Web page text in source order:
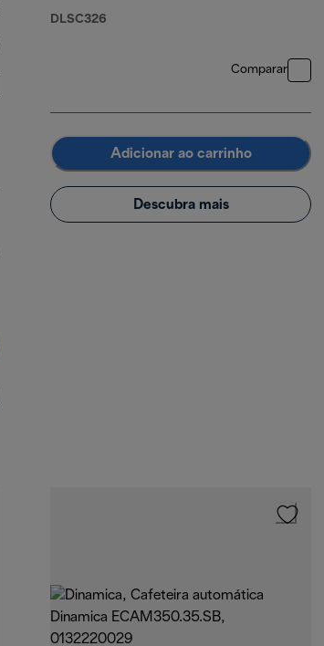
cappuccino, 2
DLSC326
Comparar
Adicionar ao carrinho
Descubra mais